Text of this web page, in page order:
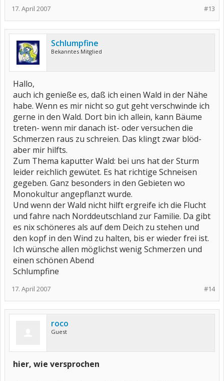
#13
17. April 2007
Schlumpfine
Bekanntes Mitglied
Hallo,
auch ich genieße es, daß ich einen Wald in der Nähe
habe. Wenn es mir nicht so gut geht verschwinde ich
gerne in den Wald. Dort bin ich allein, kann Bäume
treten- wenn mir danach ist- oder versuchen die
Schmerzen raus zu schreien. Das klingt zwar blöd-
aber mir hilfts.
Zum Thema kaputter Wald: bei uns hat der Sturm
leider reichlich gewütet. Es hat richtige Schneisen
gegeben. Ganz besonders in den Gebieten wo
Monokultur angepflanzt wurde.
Und wenn der Wald nicht hilft ergreife ich die Flucht
und fahre nach Norddeutschland zur Familie. Da gibt
es nix schöneres als auf dem Deich zu stehen und
den kopf in den Wind zu halten, bis er wieder frei ist.
Ich wünsche allen möglichst wenig Schmerzen und
einen schönen Abend
Schlumpfine
#14
17. April 2007
roco
Guest
hier, wie versprochen